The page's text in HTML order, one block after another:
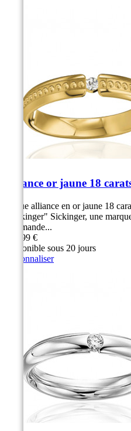
Alliance or jaune 18
Bague alliance en or jaune 18
"Sickinger" Sickinger, une
Allemande...
929,99 €
Disponible sous 20 jours
Personnaliser